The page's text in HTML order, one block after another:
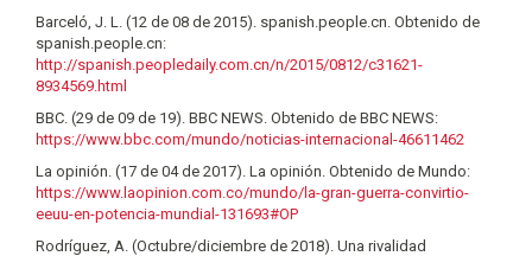
Barceló, J. L. (12 de 08 de 2015). spanish.people.cn. Obtenido de
spanish.people.cn:
http://spanish.peopledaily.com.cn/n/2015/0812/c31621-
8934569.html
BBC. (29 de 09 de 19). BBC NEWS. Obtenido de BBC NEWS:
https://www.bbc.com/mundo/noticias-internacional-46611462
La opinión. (17 de 04 de 2017). La opinión. Obtenido de Mundo:
https://www.laopinion.com.co/mundo/la-gran-guerra-convirtio-
eeuu-en-potencia-mundial-131693#OP
Rodríguez, A. (Octubre/diciembre de 2018). Una rivalidad